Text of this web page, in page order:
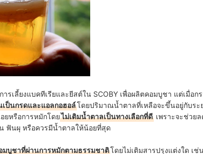
เลี้ยงแบคทีเรียและยีสต์ใน SCOBY เพื่อผลิตคอมบูชา แต่เมื่อก
ป็นกรดและแอลกอฮอล์โดยปริมาณน้ำตาลที่เหลือจะขึ้นอยู่กับระ
ยหรือการหมักโดยไม่เติมน้ำตาลเป็นทางเลือกที่ดี เพราะจะช่วย
ฟันผุ หรือควรมีน้ำตาลให้น้อยที่สุด
มบูชาที่ผ่านการหมักตามธรรมชาติโดยไม่เติมสารปรุงแต่งใด เ